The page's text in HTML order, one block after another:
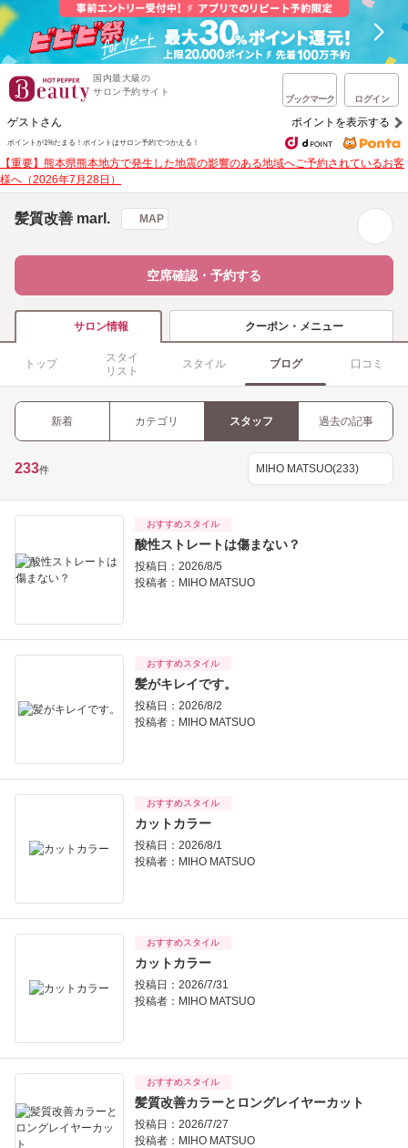
国内最大級の
サロン予約サイト
ブックマーク ログイン
ゲストさん ポイントを表示する
ポイントが1%たまる！ ポイントはサロン予約でつかえる！
【重要】熊本県熊本地方で発生した地震の影響のある地域へご予約されているお客
様へ（2026年7月28日）
髪質改善 marl. MAP
空席確認・予約する
サロン情報 クーポン・メニュー
トップ
スタイ
リスト
スタイル ブログ 口コミ
新着 カテゴリ スタッフ 過去の記事
233件
おすすめスタイル
酸性ストレートは傷まない？
投稿日：2026/8/5
投稿者： MIHO MATSUO
おすすめスタイル
髪がキレイです。
投稿日：2026/8/2
投稿者： MIHO MATSUO
おすすめスタイル
カットカラー
投稿日：2026/8/1
投稿者： MIHO MATSUO
おすすめスタイル
カットカラー
投稿日：2026/7/31
投稿者： MIHO MATSUO
おすすめスタイル
髪質改善カラーとロングレイヤーカット
投稿日：2026/7/27
投稿者： MIHO MATSUO